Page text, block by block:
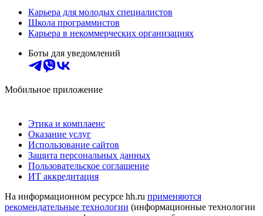
Карьера для молодых специалистов
Школа программистов
Карьера в некоммерческих организациях
Боты для уведомлений
Мобильное приложение
Этика и комплаенс
Оказание услуг
Использование сайтов
Защита персональных данных
Пользовательское соглашение
ИТ аккредитация
На информационном ресурсе hh.ru применяются
рекомендательные технологии (информационные технологии